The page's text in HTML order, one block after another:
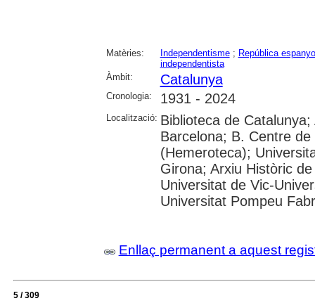
Matèries: Independentisme; República
independentista
Àmbit:
Catalunya
Cronologia: 1931 - 2024
Localització: Biblioteca de
Barcelona; B. Centre
(Hemeroteca);
Girona; Arxiu Històric
Universitat de Vic-
Universitat Pompeu
Enllaç permanent a aquest
5 / 309